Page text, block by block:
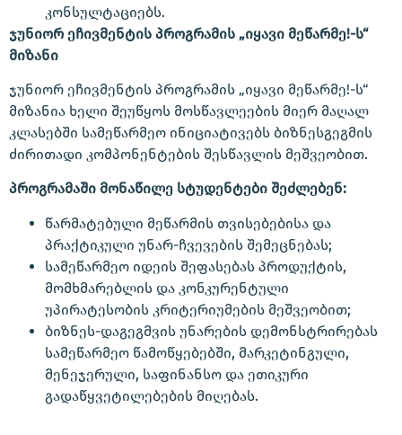
კონსულტაციებს.
ჯუნიორ ეჩივმენტის პროგრამის „იყავი მეწარმე!-ს“
მიზანი
ჯუნიორ ეჩივმენტის პროგრამის „იყავი მეწარმე!-ს“
მიზანია ხელი შეუწყოს მოსწავლეების მიერ მაღალ
კლასებში სამეწარმეო ინიციატივებს ბიზნესგეგმის
ძირითადი კომპონენტების შესწავლის მეშვეობით.
პროგრამაში მონაწილე სტუდენტები შეძლებენ:
წარმატებული მეწარმის თვისებებისა და
პრაქტიკული უნარ-ჩვევების შემეცნებას;
სამეწარმეო იდეის შეფასებას პროდუქტის,
მომხმარებლის და კონკურენტული
უპირატესობის კრიტერიუმების მეშვეობით;
ბიზნეს-დაგეგმვის უნარების დემონსტრირებას
სამეწარმეო წამოწყებებში, მარკეტინგული,
მენეჯერული, საფინანსო და ეთიკური
გადაწყვეტილებების მიღებას.